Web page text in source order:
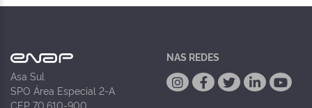
Asa Sul
SPO Área Especial 2-A
CEP 70.610-900
NAS REDES